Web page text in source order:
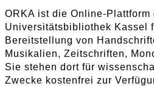
ORKA ist die Online-Plattform
Universitätsbibliothek Kassel
Bereitstellung von
Musikalien, Zeitschriften,
Sie stehen dort für
Zwecke kostenfrei zur